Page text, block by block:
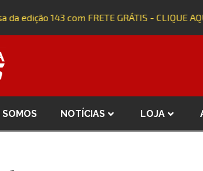
edição 143 com FRETE GRÁTIS - CLIQUE AQUI!
SOMOS NOTÍCIAS LOJA